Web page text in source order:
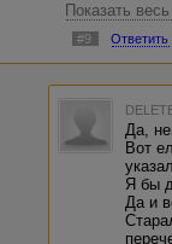
ошибки.
Показать
#9 Ответить
Да,
Вот
Я бы
Да и